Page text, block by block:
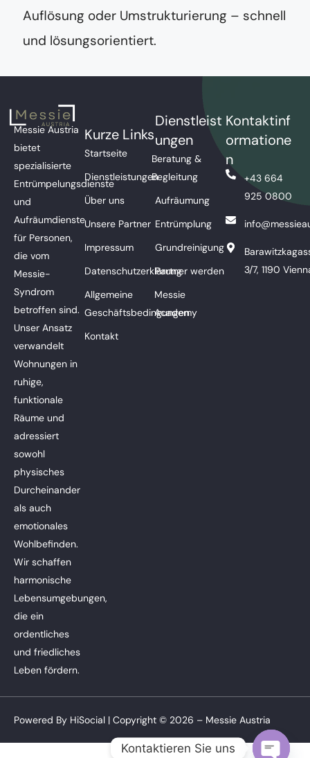
Auflösung oder Umstrukturierung – schnell
und lösungsorientiert.
Messie Austria
bietet
spezialisierte
Entrümpelungsdienste
und
Aufräumdienste
für Personen,
die vom
Messie-
Syndrom
betroffen sind.
Unser Ansatz
verwandelt
Wohnungen in
ruhige,
funktionale
Räume und
adressiert
sowohl
physisches
Durcheinander
als auch
emotionales
Wohlbefinden.
Wir schaffen
harmonische
Lebensumgebungen,
die ein
ordentliches
und friedliches
Leben fördern.
Kurze Links
Startseite
Dienstleistungen
Über uns
Unsere Partner
Impressum
Datenschutzerklärung
Allgemeine
Geschäftsbedingungen
Kontakt
Dienstleist
ungen
Beratung &
Begleitung
Aufräumung
Entrümplung
Grundreinigung
Partner werden
Messie
Academy
Kontaktinf
ormatione
n
+43 664
925 0800
3/7, 1190
Powered By HiSocial | Copyright © 2026 – Messie Austria
Kontaktieren Sie uns